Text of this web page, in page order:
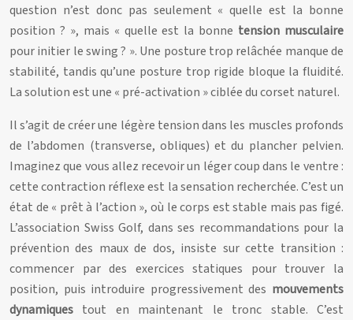
question n’est donc pas seulement « quelle est la bonne
position ? », mais « quelle est la bonne tension musculaire
pour initier le swing ? ». Une posture trop relâchée manque de
stabilité, tandis qu’une posture trop rigide bloque la fluidité.
La solution est une « pré-activation » ciblée du corset naturel.
Il s’agit de créer une légère tension dans les muscles profonds
de l’abdomen (transverse, obliques) et du plancher pelvien.
Imaginez que vous allez recevoir un léger coup dans le ventre :
cette contraction réflexe est la sensation recherchée. C’est un
état de « prêt à l’action », où le corps est stable mais pas figé.
L’association Swiss Golf, dans ses recommandations pour la
prévention des maux de dos, insiste sur cette transition :
commencer par des exercices statiques pour trouver la
position, puis introduire progressivement des mouvements
dynamiques tout en maintenant le tronc stable. C’est